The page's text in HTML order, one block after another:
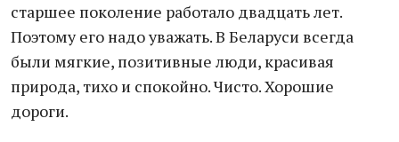
старшее поколение работало двадцать лет.
Поэтому его надо уважать. В Беларуси всегда
были мягкие, позитивные люди, красивая
природа, тихо и спокойно. Чисто. Хорошие
дороги.